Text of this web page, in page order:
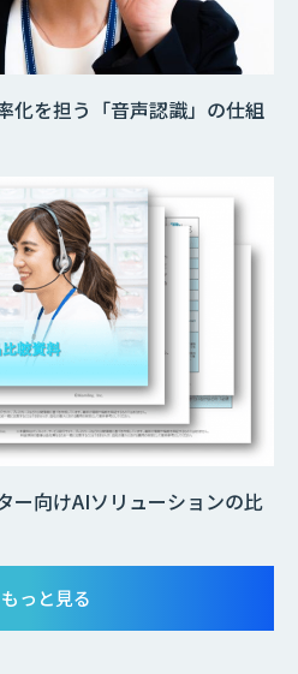
化を担う「音声認識」の仕組
ー向けAIソリューションの比
もっと見る